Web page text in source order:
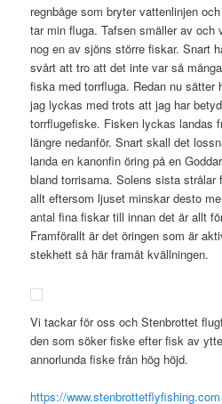
regnbåge som bryter vattenlinjen
tar min fluga. Tafsen smäller av
nog en av sjöns större fiskar. Snart
svårt att tro att det inte var så
fiska med torrfluga. Redan nu sätter
jag lyckas med trots att jag har
torrflugefiske. Fisken lyckas landas
längre nedanför. Snart skall det
landa en kanonfin öring på en
bland torrisarna. Solens sista strålar
allt eftersom ljuset minskar desto
antal fina fiskar till innan det är allt
Framförallt är det öringen som är
stekhett så här framåt kvällningen.
Vi tackar för oss och Stenbrottet
den som söker fiske efter fisk av
annorlunda fiske från hög höjd.
https://www.stenbrottetflyfishing.com